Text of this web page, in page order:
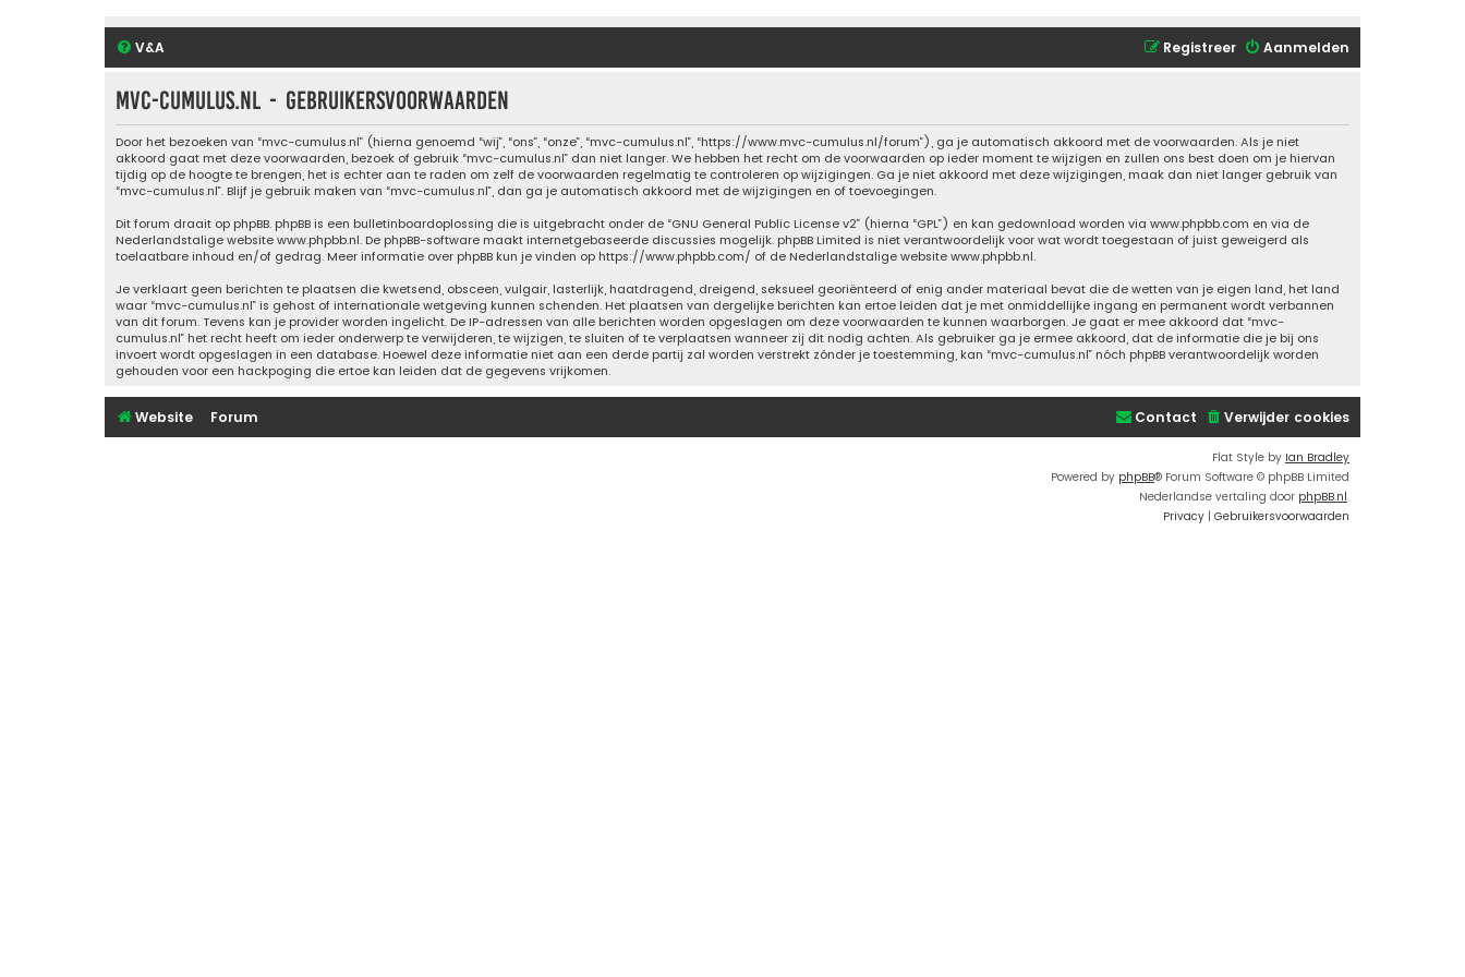
V&A Aanmelden
Registreer
mvc-cumulus.nl - Gebruikersvoorwaarden
Door het bezoeken van “mvc-cumulus.nl” (hierna genoemd “wij”, “ons”, “onze”, “mvc-cumulus.nl”, “https://www.mvc-cumulus.nl/forum”), ga je automatisch akkoord met de voorwaarden. Als je niet
akkoord gaat met deze voorwaarden, bezoek of gebruik “mvc-cumulus.nl” dan niet langer. We hebben het recht om de voorwaarden op ieder moment te wijzigen en zullen ons best doen om je hiervan
tijdig op de hoogte te brengen, het is echter aan te raden om zelf de voorwaarden regelmatig te controleren op wijzigingen. Ga je niet akkoord met deze wijzigingen, maak dan niet langer gebruik van
“mvc-cumulus.nl”. Blijf je gebruik maken van “mvc-cumulus.nl”, dan ga je automatisch akkoord met de wijzigingen en of toevoegingen.
Dit forum draait op phpBB. phpBB is een bulletinboardoplossing die is uitgebracht onder de “GNU General Public License v2” (hierna “GPL”) en kan gedownload worden via www.phpbb.com en via de
Nederlandstalige websitewww.phpbb.nl. De phpBB-software maakt internetgebaseerde discussies mogelijk. phpBB Limited is niet verantwoordelijk voor wat wordt toegestaan of juist geweigerd als
toelaatbare inhoud en/of gedrag. Meer informatie over phpBB kun je vinden op https://www.phpbb.com/ of de Nederlandstalige websitewww.phpbb.nl.
Je verklaart geen berichten te plaatsen die kwetsend, obsceen, vulgair, lasterlijk, haatdragend, dreigend, seksueel georiënteerd of enig ander materiaal bevat die de wetten van je eigen land, het land
waar “mvc-cumulus.nl” is gehost of internationale wetgeving kunnen schenden. Het plaatsen van dergelijke berichten kan ertoe leiden dat je met onmiddellijke ingang en permanent wordt verbannen
van dit forum. Tevens kan je provider worden ingelicht. De IP-adressen van alle berichten worden opgeslagen om deze voorwaarden te kunnen waarborgen. Je gaat er mee akkoord dat “mvc-
cumulus.nl” het recht heeft om ieder onderwerp te verwijderen, te wijzigen, te sluiten of te verplaatsen wanneer zij dit nodig achten. Als gebruiker ga je ermee akkoord, dat de informatie die je bij ons
invoert wordt opgeslagen in een database. Hoewel deze informatie niet aan een derde partij zal worden verstrekt zónder je toestemming, kan “mvc-cumulus.nl” nóch phpBB verantwoordelijk worden
gehouden voor een hackpoging die ertoe kan leiden dat de gegevens vrijkomen.
Website Forum Verwijder cookies
Contact
Flat Style by Ian Bradley
Powered by phpBB® Forum Software © phpBB Limited
Nederlandse vertaling door phpBB.nl.
Privacy | Gebruikersvoorwaarden